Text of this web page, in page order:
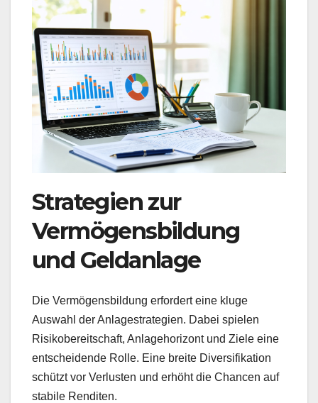
Strategien zur
Vermögensbildung
und Geldanlage
Die Vermögensbildung erfordert eine kluge
Auswahl der Anlagestrategien. Dabei spielen
Risikobereitschaft, Anlagehorizont und Ziele eine
entscheidende Rolle. Eine breite Diversifikation
schützt vor Verlusten und erhöht die Chancen auf
stabile Renditen.